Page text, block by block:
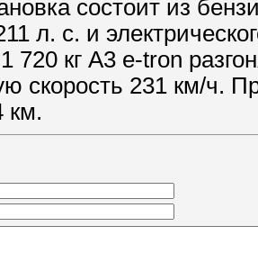
состоит из
л. с. и
720 кг A3 e-tron
скорость 231 км/ч.
км.